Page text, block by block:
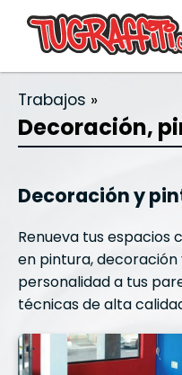
Trabajos
Decoración,
Decoración y
Renueva tus espacios
en pintura, decoración
personalidad a tus
técnicas de alta